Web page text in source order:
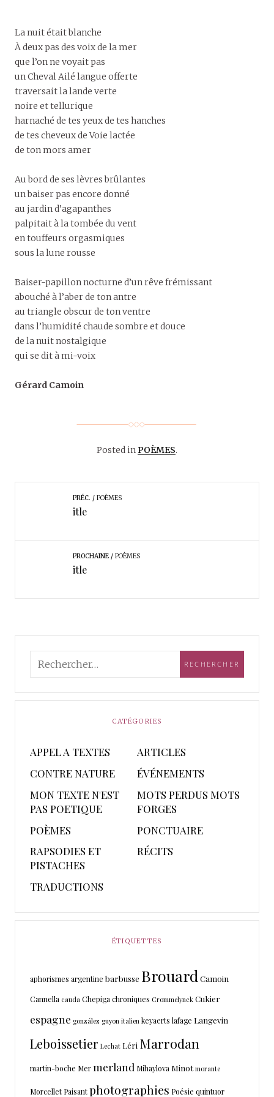
La nuit était blanche
À deux pas des voix de la mer
que l’on ne voyait pas
un Cheval Ailé langue offerte
traversait la lande verte
noire et tellurique
harnaché de tes yeux de tes hanches
de tes cheveux de Voie lactée
de ton mors amer
Au bord de ses lèvres brûlantes
un baiser pas encore donné
au jardin d’agapanthes
palpitait à la tombée du vent
en touffeurs orgasmiques
sous la lune rousse
Baiser-papillon nocturne d’un rêve frémissant
abouché à l’aber de ton antre
au triangle obscur de ton ventre
dans l’humidité chaude sombre et douce
de la nuit nostalgique
qui se dit à mi-voix
Gérard Camoin
Posted inPOÈMES.
PRÉC. POÈMES
itle
PROCHAINE POÈMES
itle
CATÉGORIES
APPEL A TEXTES
ARTICLES
CONTRE NATURE
ÉVÉNEMENTS
MON TEXTE N'EST
PAS POETIQUE
MOTS PERDUS MOTS
FORGES
POÈMES
PONCTUAIRE
RAPSODIES ET
PISTACHES
RÉCITS
TRADUCTIONS
ÉTIQUETTES
aphorismes argentine barbusse Brouard Camoin
Cannella cauda Chepigachroniques Crommelynck Cukier
espagne gonzález guyon italien keyaerts lafage Langevin
Leboissetier Lechat Léri Marrodan
martin-boche Mermerland Mihaylova Minot morante
Morcellet Paisantphotographies Poésie quintuor